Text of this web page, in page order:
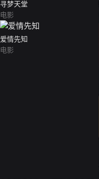
寻梦天堂
电影
爱情先知
电影